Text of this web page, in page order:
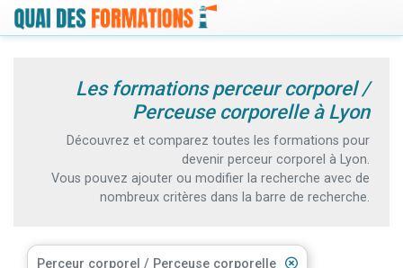
Les formations perceur corporel /
Perceuse corporelle à Lyon
Découvrez et comparez toutes les formations pour
devenir perceur corporel à Lyon.
Vous pouvez ajouter ou modifier la recherche avec de
nombreux critères dans la barre de recherche.
Perceur corporel / Perceuse corporelle